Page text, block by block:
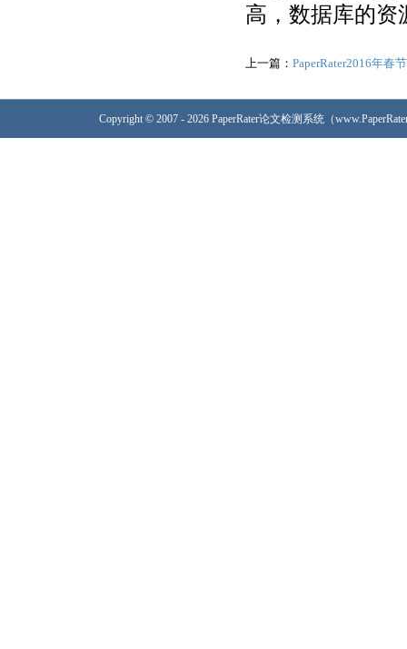
高，数据库的资
上一篇： PaperRater2016年春
Copyright © 2007 - 2026 PaperRater论文检测系统（